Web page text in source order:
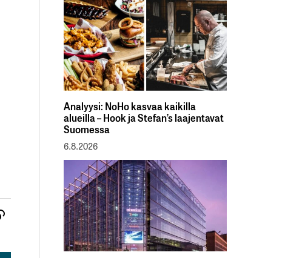
Analyysi: NoHo kasvaa kaikilla
alueilla – Hook ja Stefan’s laajentavat
Suomessa
6.8.2026